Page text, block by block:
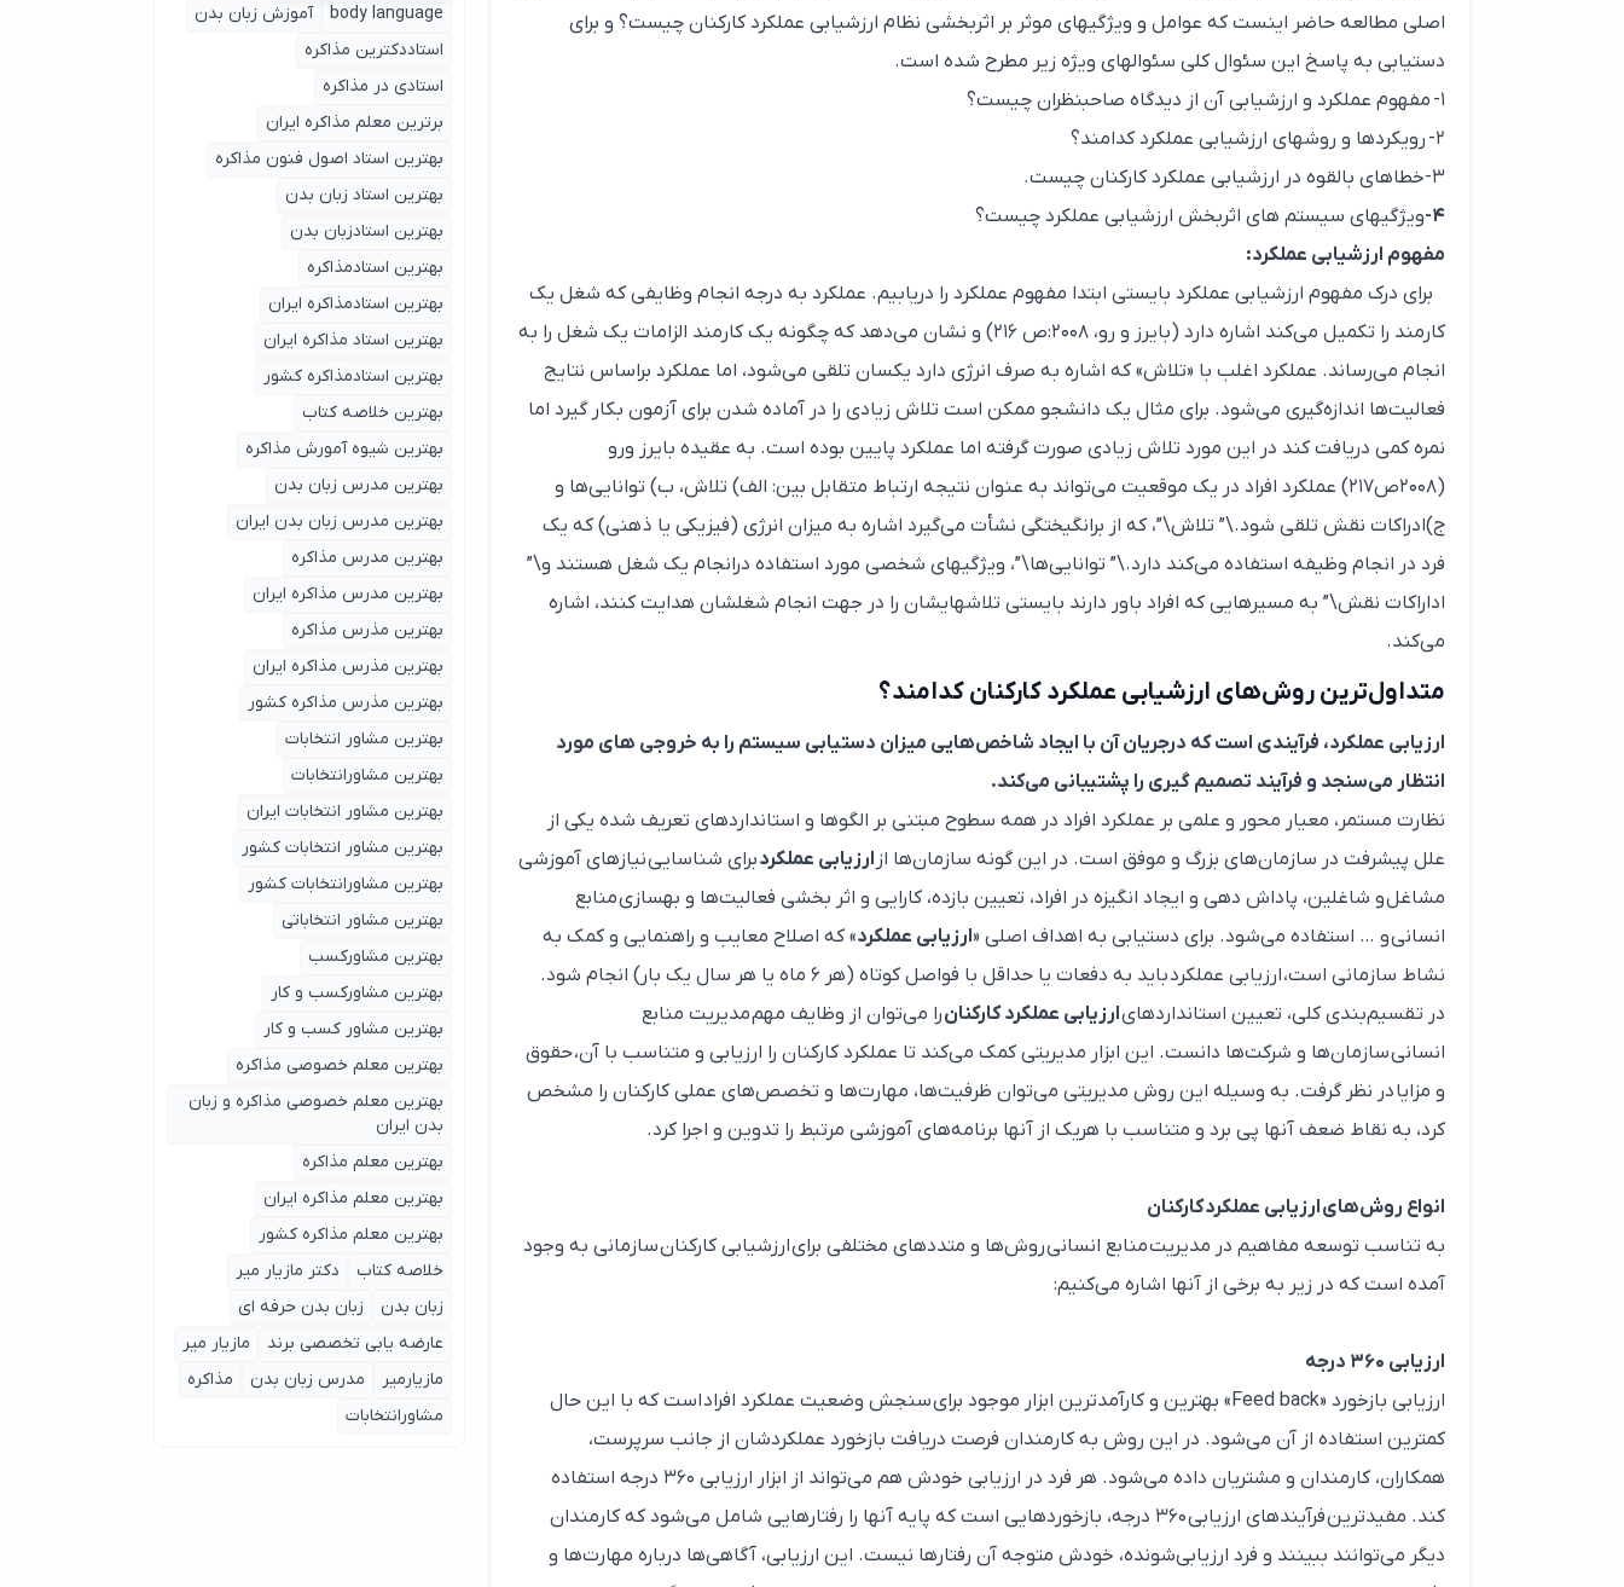
اصلی مطالعه حاضر اینست که عوامل و ویژگیهای موثر بر اثربخشی نظام ارزشیابی عملکرد کارکنان چیست؟ و برای
دستیابی به پاسخ این سئوال کلی سئوالهای ویژه زیر مطرح شده است.
۱- مفهوم عملکرد و ارزشیابی آن از دیدگاه صاحبنظران چیست؟
۲- رویکردها و روشهای ارزشیابی عملکرد کدامند؟
۳-خطاهای بالقوه در ارزشیابی عملکرد کارکنان چیست.
۴- ویژگیهای سیستم های اثربخش ارزشیابی عملکرد چیست؟
مفهوم ارزشیابی عملکرد:
برای درک مفهوم ارزشیابی عملکرد بایستی ابتدا مفهوم عملکرد را دریابیم. عملکرد به درجه انجام وظایفی که شغل یک
کارمند را تکمیل می‌کند اشاره دارد (بایرز و رو، ۲۰۰۸:ص ۲۱۶) و نشان می‌دهد که چگونه یک کارمند الزامات یک شغل را به
انجام می‌رساند. عملکرد اغلب با «تلاش» که اشاره به صرف انرژی دارد یکسان تلقی می‌شود، اما عملکرد براساس نتایج
فعالیت‌ها اندازه‌گیری می‌شود. برای مثال یک دانشجو ممکن است تلاش زیادی را در آماده شدن برای آزمون بکار گیرد اما
نمره کمی دریافت کند در این مورد تلاش زیادی صورت گرفته اما عملکرد پایین بوده است. به عقیده بایرز ورو
(۲۰۰۸ص۲۱۷) عملکرد افراد در یک موقعیت می‌تواند به عنوان نتیجه ارتباط متقابل بین: الف) تلاش، ب) توانایی‌ها و
ج)ادراکات نقش تلقی شود.\” تلاش\”، که از برانگیختگی نشأت می‌گیرد اشاره به میزان انرژی (فیزیکی یا ذهنی) که یک
فرد در انجام وظیفه استفاده می‌کند دارد.\” توانایی‌ها\”، ویژگیهای شخصی مورد استفاده درانجام یک شغل هستند و\”
اداراکات نقش\” به مسیرهایی که افراد باور دارند بایستی تلاشهایشان را در جهت انجام شغلشان هدایت کنند، اشاره
می‌کند.
متداول‌ترین روش‌های ارزشیابی عملکرد کارکنان کدامند؟
ارزیابی عملکرد، فرآیندی است که درجریان آن با ایجاد شاخص‌هایی میزان دستیابی سیستم را به خروجی های مورد
انتظار می‌سنجد و فرآیند تصمیم گیری را پشتیبانی می‌کند.
نظارت مستمر، معیار محور و علمی بر عملکرد افراد در همه سطوح مبتنی بر الگوها و استانداردهای تعریف شده یکی از
علل پیشرفت در سازمان‌های بزرگ و موفق است. در این گونه سازمان‌ها از ارزیابی عملکردبرای شناسایی نیازهای آموزشی
مشاغل و شاغلین، پاداش دهی و ایجاد انگیزه در افراد،‌ تعیین بازده، کارایی و اثر بخشی فعالیت‌ها و بهسازی منابع
انسانی و … استفاده می‌شود. برای دستیابی به اهداف اصلی «ارزیابی عملکرد» که اصلاح معایب و راهنمایی و کمک به
نشاط سازمانی است، ارزیابی عملکرد باید به دفعات یا حداقل با فواصل کوتاه (هر ۶ ماه یا هر سال یک بار) انجام شود.
در تقسیم‌بندی کلی، تعیین استانداردهایارزیابی عملکرد کارکنانرا می‌توان از وظایف مهم مدیریت منابع
انسانی سازمان‌ها و شرکت‌ها دانست. این ابزار مدیریتی کمک می‌کند تا عملکرد کارکنان را ارزیابی و متناسب با آن، حقوق
و مزایا در نظر گرفت. به وسیله‌ این روش مدیریتی می‌توان ظرفیت‌ها، مهارت‌ها و تخصص‌های عملی کارکنان را مشخص
کرد، به نقاط ضعف آنها پی برد و متناسب با هریک از آنها برنامه‌های آموزشی مرتبط را تدوین و اجرا کرد.
انواع روش‌های ارزیابی عملکرد کارکنان
به تناسب توسعه مفاهیم در مدیریت منابع انسانی روش‌ها و متددهای مختلفی برای ارزشیابی کارکنان سازمانی به وجود
آمده است که در زیر به برخی از آنها اشاره می‌کنیم:
ارزیابی ۳۶۰ درجه
ارزیابی بازخورد «Feed back» بهترین و کارآمدترین ابزار موجود برای سنجش وضعیت عملکرد افراد است که با این حال
کمترین استفاده از آن می‌شود. در این روش به کارمندان فرصت دریافت بازخورد عملکردشان از جانب سرپرست‌،
همکاران، کارمندان و مشتریان داده می‌شود. هر فرد در ارزیابی خودش هم می‌تواند از ابزار ارزیابی ۳۶۰ درجه استفاده
کند. مفیدترین فرآیندهای ارزیابی ۳۶۰ درجه، بازخوردهایی است که پایه آنها را رفتارهایی شامل می‌شود که کارمندان
دیگر می‌توانند ببینند و فرد ارزیابی‌شونده، خودش متوجه آن رفتارها نیست. این ارزیابی، آگاهی‌ها درباره‌ مهارت‌ها و
body language
آموزش زبان بدن
استاددکترین مذاکره
استادی در مذاکره
برترین معلم مذاکره ایران
بهترین استاد اصول ‌فنون مذاکره
بهترین استاد زبان بدن
بهترین استادزبان بدن
بهترین استادمذاکره
بهترین استادمذاکره ایران
بهترین استاد مذاکره ایران
بهترین استادمذاکره کشور
بهترین خلاصه کتاب
بهترین شیوه آمورش مذاکره
بهترین مدرس زبان بدن
بهترین مدرس زبان بدن ایران
بهترین مدرس مذاکره
بهترین مدرس مذاکره ایران
بهترین مذرس مذاکره
بهترین مذرس مذاکره ایران
بهترین مذرس مذاکره کشور
بهترین مشاور انتخابات
بهترین مشاورانتخابات
بهترین مشاور انتخابات ایران
بهترین مشاور انتخابات کشور
بهترین مشاورانتخابات کشور
بهترین مشاور انتخاباتی
بهترین مشاورکسب
بهترین مشاورکسب و کار
بهترین مشاور کسب و کار
بهترین معلم خصوصی مذاکره
بهترین معلم خصوصی مذاکره و زبان
بدن ایران
بهترین معلم مذاکره
بهترین معلم مذاکره ایران
بهترین معلم مذاکره کشور
خلاصه کتاب
دکتر مازیار میر
زبان بدن
زبان بدن حرفه ای
عارضه یابی تخصصی برند
مازیار میر
مازیارمیر
مدرس زبان بدن
مذاکره
مشاورانتخابات